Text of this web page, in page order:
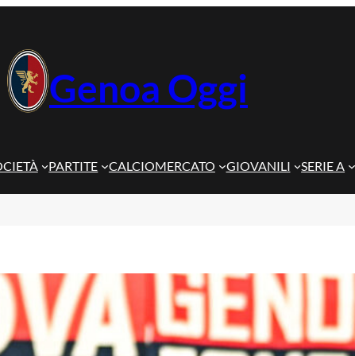
Genoa Oggi
PARTITE CALCIOMERCATO GIOVANILI SERIE A